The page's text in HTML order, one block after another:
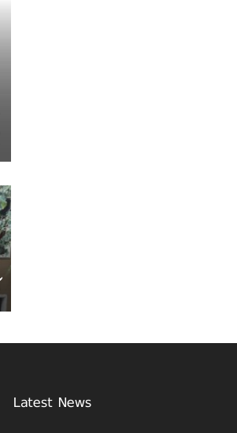
Latest News